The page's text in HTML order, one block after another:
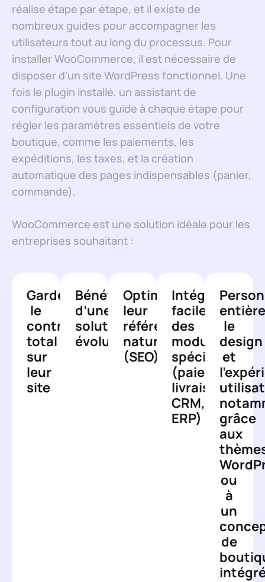
réalise étape par étape, et il existe de
nombreux guides pour accompagner les
utilisateurs tout au long du processus. Pour
installer WooCommerce, il est nécessaire de
disposer d’un site WordPress fonctionnel. Une
fois le plugin installé, un assistant de
configuration vous guide à chaque étape pour
régler les paramètres essentiels de votre
boutique, comme les paiements, les
expéditions, les taxes, et la création
automatique des pages indispensables (panier,
commande).
WooCommerce est une solution idéale pour les
entreprises souhaitant :
Garder
le
contrôle
total
sur
leur
site
Bénéficier
d’une
solution
évolutive
Optimiser
leur
référencement
naturel
(SEO)
Intégrer
facilement
des
modules
spécifiques
(paiements,
livraisons,
CRM,
ERP)
le
design
et
grâce
aux
ou
à
un
de